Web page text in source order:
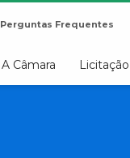
Perguntas Frequentes
A Câmara Licitação